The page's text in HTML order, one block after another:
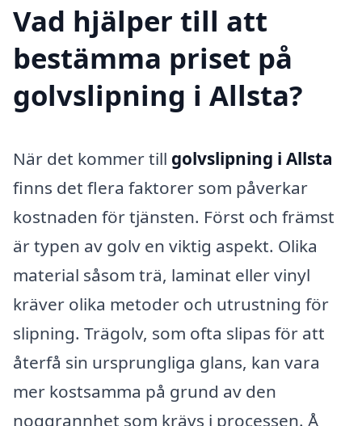
Vad hjälper till att
bestämma priset på
golvslipning i Allsta?
När det kommer till golvslipning i Allsta
finns det flera faktorer som påverkar
kostnaden för tjänsten. Först och främst
är typen av golv en viktig aspekt. Olika
material såsom trä, laminat eller vinyl
kräver olika metoder och utrustning för
slipning. Trägolv, som ofta slipas för att
återfå sin ursprungliga glans, kan vara
mer kostsamma på grund av den
noggrannhet som krävs i processen. Å